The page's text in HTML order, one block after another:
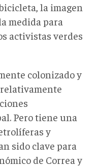
la imagen
medida para
activistas verdes
colonizado y
Pero tiene una
y
sido clave para
de Correa y